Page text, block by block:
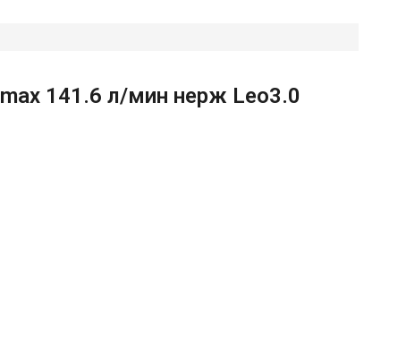
141.6 л/мин нерж Leo3.0